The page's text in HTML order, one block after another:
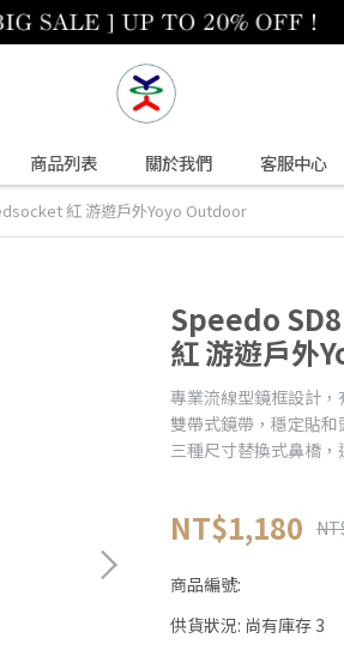
商品列表 關於我們 客服中心
紅 游遊戶外Yoyo Outdoor
Speedo
紅 游遊戶外
專業流線型鏡框設計
雙帶式鏡帶，穩定貼
三種尺寸替換式鼻橋
NT$1,180
商品編號:
供貨狀況: 尚有庫存 3